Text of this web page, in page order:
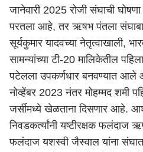
जानेवारी 2025 रोजी संघाची
परतला आहे, तर ऋषभ पंतला
सूर्यकुमार यादवच्या नेतृत्वाखाली,
सामन्यांच्या टी-20 मालिकेतील
पटेलला उपकर्णधार बनवण्यात आले
नोव्हेंबर 2023 नंतर मोहम्मद शमी
जर्सीमध्ये खेळताना दिसणार आहे.
निवडकर्त्यांनी यष्टीरक्षक फलंदाज
फलंदाज यशस्वी जैस्वाल यांना संघात